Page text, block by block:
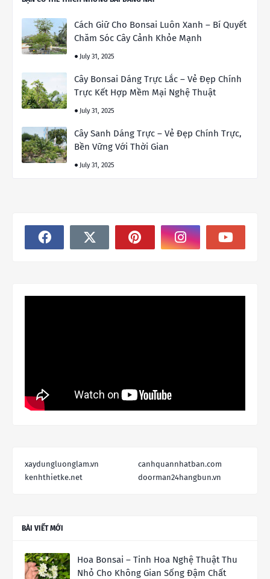
Cách Giữ Cho Bonsai Luôn Xanh – Bí Quyết
Chăm Sóc Cây Cảnh Khỏe Mạnh
July 31, 2025
Cây Bonsai Dáng Trực Lắc – Vẻ Đẹp Chính
Trực Kết Hợp Mềm Mại Nghệ Thuật
July 31, 2025
Cây Sanh Dáng Trực – Vẻ Đẹp Chính Trực,
Bền Vững Với Thời Gian
July 31, 2025
xaydungluonglam.vn
canhquannhatban.com
kenhthietke.net
doorman24hangbun.vn
BÀI VIẾT MỚI
Hoa Bonsai – Tinh Hoa Nghệ Thuật Thu
Nhỏ Cho Không Gian Sống Đậm Chất